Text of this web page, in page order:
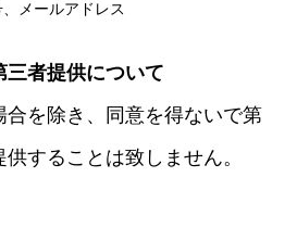
メールアドレス
三者提供について
合を除き、同意を得ないで第
することは致しません。